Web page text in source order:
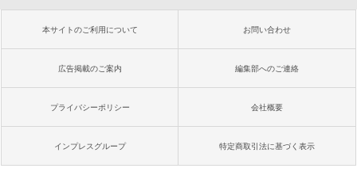
本サイトのご利用について お問い合わせ
広告掲載のご案内 編集部へのご連絡
プライバシーポリシー 会社概要
インプレスグループ 特定商取引法に基づく表示